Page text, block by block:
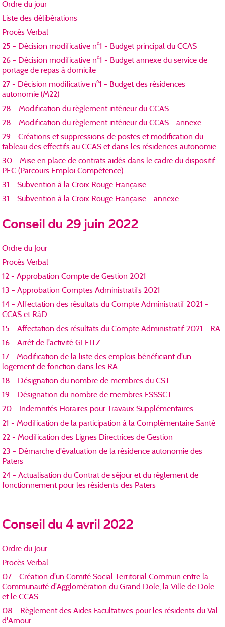
Ordre du jour
Liste des délibérations
Procès Verbal
25 - Décision modificative n°1 - Budget principal du CCAS
26 - Décision modificative n°1 - Budget annexe du service de
portage de repas à domicile
27 - Décision modificative n°1 - Budget des résidences
autonomie (M22)
28 - Modification du règlement intérieur du CCAS
28 - Modification du règlement intérieur du CCAS - annexe
29 - Créations et suppressions de postes et modification du
tableau des effectifs au CCAS et dans les résidences autonomie
30 - Mise en place de contrats aidés dans le cadre du dispositif
PEC (Parcours Emploi Compétence)
31 - Subvention à la Croix Rouge Française
31 - Subvention à la Croix Rouge Française - annexe
Conseil du 29 juin 2022
Ordre du Jour
Procès Verbal
12 - Approbation Compte de Gestion 2021
13 - Approbation Comptes Administratifs 2021
14 - Affectation des résultats du Compte Administratif 2021 -
CCAS et RàD
15 - Affectation des résultats du Compte Administratif 2021 - RA
16 - Arrêt de l'activité GLEITZ
17 - Modification de la liste des emplois bénéficiant d'un
logement de fonction dans les RA
18 - Désignation du nombre de membres du CST
19 - Désignation du nombre de membres FSSSCT
20 - Indemnités Horaires pour Travaux Supplémentaires
21 - Modification de la participation à la Complémentaire Santé
22 - Modification des Lignes Directrices de Gestion
23 - Démarche d'évaluation de la résidence autonomie des
Paters
24 - Actualisation du Contrat de séjour et du règlement de
fonctionnement pour les résidents des Paters
Conseil du 4 avril 2022
Ordre du Jour
Procès Verbal
07 - Création d'un Comité Social Territorial Commun entre la
Communauté d'Agglomération du Grand Dole, la Ville de Dole
et le CCAS
08 - Règlement des Aides Facultatives pour les résidents du Val
d'Amour